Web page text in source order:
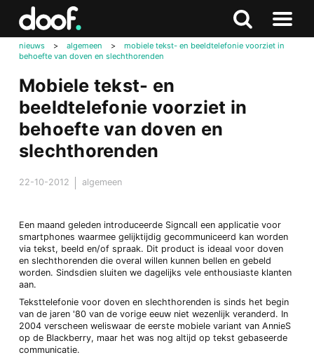
Zoeken
Naar
menu
nieuws > algemeen >
mobiele tekst- en beeldtelefonie voorziet in
behoefte van doven en slechthorenden
Mobiele tekst- en
beeldtelefonie voorziet in
behoefte van doven en
slechthorenden
22-10-2012 algemeen
Een maand geleden introduceerde Signcall een applicatie voor
smartphones waarmee gelijktijdig gecommuniceerd kan worden
via tekst, beeld en/of spraak. Dit product is ideaal voor doven
en slechthorenden die overal willen kunnen bellen en gebeld
worden. Sindsdien sluiten we dagelijks vele enthousiaste klanten
aan.
Teksttelefonie voor doven en slechthorenden is sinds het begin
van de jaren '80 van de vorige eeuw niet wezenlijk veranderd. In
2004 verscheen weliswaar de eerste mobiele variant van AnnieS
op de Blackberry, maar het was nog altijd op tekst gebaseerde
communicatie.
Doof.nl
Zoeken
naar